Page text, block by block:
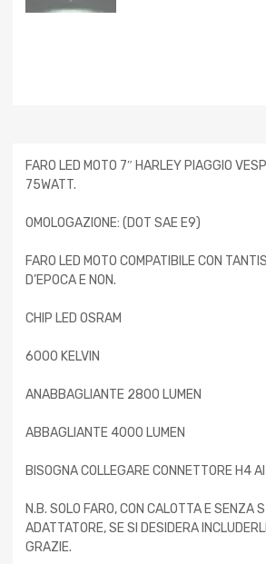
FARO LED MOTO 7″ HARLEY PIAGGIO
75WATT.
OMOLOGAZIONE: (DOT SAE E9)
FARO LED MOTO COMPATIBILE CON
D’EPOCA E NON.
CHIP LED OSRAM
6000 KELVIN
ANABBAGLIANTE 2800 LUMEN
ABBAGLIANTE 4000 LUMEN
BISOGNA COLLEGARE CONNETTORE H4 AI
N.B. SOLO FARO, CON CALOTTA E SENZA
ADATTATORE, SE SI DESIDERA
GRAZIE.